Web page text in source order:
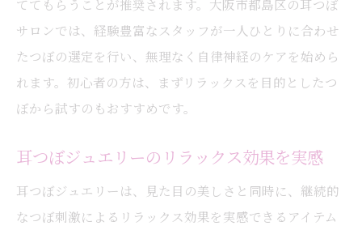
ててもらうことが推奨されます。大阪市都島区の耳つぼ
サロンでは、経験豊富なスタッフが一人ひとりに合わせ
たつぼの選定を行い、無理なく自律神経のケアを始めら
れます。初心者の方は、まずリラックスを目的としたつ
ぼから試すのもおすすめです。
耳つぼジュエリーのリラックス効果を実感
耳つぼジュエリーは、見た目の美しさと同時に、継続的
なつぼ刺激によるリラックス効果を実感できるアイテム